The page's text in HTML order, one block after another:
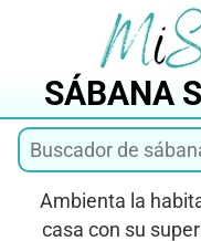
SÁBANA
Ambienta la
casa con su